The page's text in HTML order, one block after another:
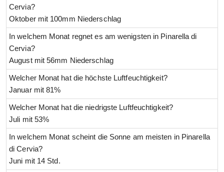
Cervia?
Oktober mit 100mm Niederschlag
In welchem Monat regnet es am wenigsten in Pinarella di
Cervia?
August mit 56mm Niederschlag
Welcher Monat hat die höchste Luftfeuchtigkeit?
Januar mit 81%
Welcher Monat hat die niedrigste Luftfeuchtigkeit?
Juli mit 53%
In welchem Monat scheint die Sonne am meisten in Pinarella
di Cervia?
Juni mit 14 Std.